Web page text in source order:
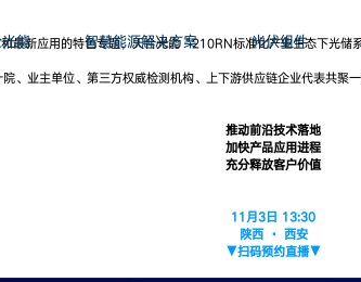
能 智慧能源解决方案 光伏组件
最新应用的特色专题，天合光能“210RN标准化产业生态下光
业主单位、第三方权威检测机构、上下游供应链企业代表共聚一
推动前沿技术落地
加快产品应用进程
充分释放客户价值
11月3日 13:30
陕西 · 西安
▼扫码预约直播▼